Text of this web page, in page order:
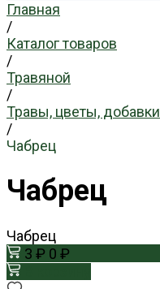
Главная
/
Каталог товаров
/
Травяной
/
Травы, цветы, добавки
/
Чабрец
Чабрец
Чабрец
3 ₽ 0 ₽